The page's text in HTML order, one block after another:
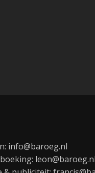
info@baroeg.nl
leon@baroeg.nl